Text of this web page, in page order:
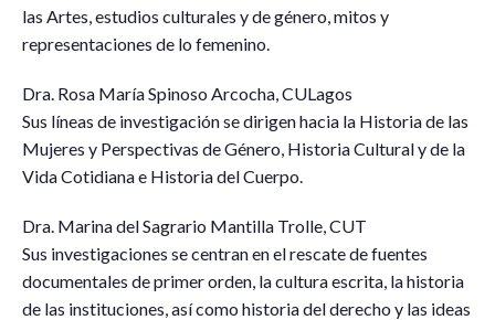
las Artes, estudios culturales y de género, mitos y
representaciones de lo femenino.
Dra. Rosa María Spinoso Arcocha, CULagos
Sus líneas de investigación se dirigen hacia la Historia de las
Mujeres y Perspectivas de Género, Historia Cultural y de la
Vida Cotidiana e Historia del Cuerpo.
Dra. Marina del Sagrario Mantilla Trolle, CUT
Sus investigaciones se centran en el rescate de fuentes
documentales de primer orden, la cultura escrita, la historia
de las instituciones, así como historia del derecho y las ideas